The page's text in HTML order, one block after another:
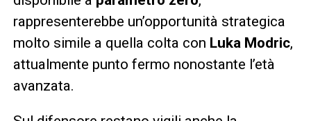
rappresenterebbe un’opportunità strategica
molto simile a quella colta con Luka Modric,
attualmente punto fermo nonostante l’età
avanzata.